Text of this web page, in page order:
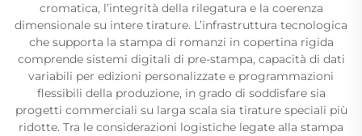
cromatica, l’integrità della rilegatura e la coerenza
dimensionale su intere tirature. L’infrastruttura tecnologica
che supporta la stampa di romanzi in copertina rigida
comprende sistemi digitali di pre-stampa, capacità di dati
variabili per edizioni personalizzate e programmazioni
flessibili della produzione, in grado di soddisfare sia
progetti commerciali su larga scala sia tirature speciali più
ridotte. Tra le considerazioni logistiche legate alla stampa